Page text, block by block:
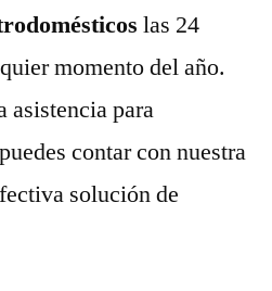
las 24
momento del año.
asistencia para
contar con nuestra
solución de